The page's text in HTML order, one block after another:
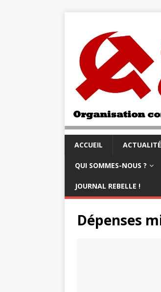
ACCUEIL
QUI SOMMES-NOUS ?
JOURNAL REBELLE !
Dépenses